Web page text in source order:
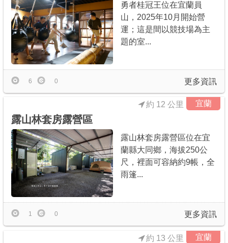
勇者桂冠王位在宜蘭員
山，2025年10月開始營
運；這是間以競技場為主
題的室...
更多資訊
6 0
宜蘭
露山林套房露營區
約 12 公里
露山林套房露營區位在宜
蘭縣大同鄉，海拔250公
尺，裡面可容納約9帳，全
雨篷...
更多資訊
1 0
宜蘭
約 13 公里